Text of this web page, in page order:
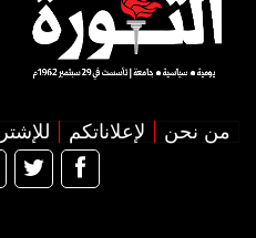
من نحن لإعلاناتكم